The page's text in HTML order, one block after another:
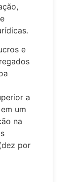
e
a
um
na
por